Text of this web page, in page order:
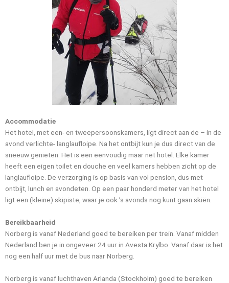
Accommodatie
Het hotel, met een- en tweepersoonskamers, ligt direct aan de – in de
avond verlichte- langlaufloipe. Na het ontbijt kun je dus direct van de
sneeuw genieten. Het is een eenvoudig maar net hotel. Elke kamer
heeft een eigen toilet en douche en veel kamers hebben zicht op de
langlaufloipe. De verzorging is op basis van vol pension, dus met
ontbijt, lunch en avondeten. Op een paar honderd meter van het hotel
ligt een (kleine) skipiste, waar je ook ’s avonds nog kunt gaan skiën.
Bereikbaarheid
Norberg is vanaf Nederland goed te bereiken per trein. Vanaf midden
Nederland ben je in ongeveer 24 uur in Avesta Krylbo. Vanaf daar is het
nog een half uur met de bus naar Norberg.
Norberg is vanaf luchthaven Arlanda (Stockholm) goed te bereiken